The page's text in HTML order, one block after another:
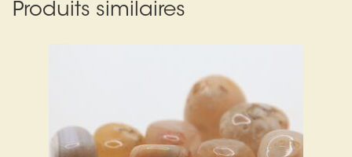
Produits similaires